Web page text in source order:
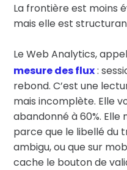
La frontière est moins
mais elle est
Le Web Analytics,
mesure des flux:
rebond. C’est une
mais incomplète. Elle
abandonné à 60%. Elle
parce que le libellé du
ambigu, ou que sur
cache le bouton de